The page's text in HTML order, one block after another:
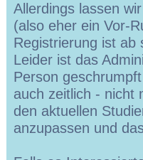
Allerdings lassen
(also eher ein Vor-
Registrierung ist ab
Leider ist das
Person
auch zeitlich - nicht
den aktuellen
anzupassen und